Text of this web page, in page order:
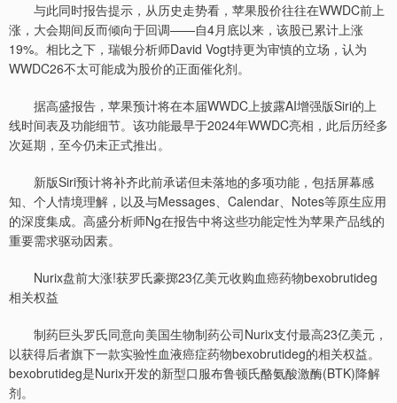
与此同时报告提示，从历史走势看，苹果股价往往在WWDC前上
涨，大会期间反而倾向于回调——自4月底以来，该股已累计上涨
19%。相比之下，瑞银分析师David Vogt持更为审慎的立场，认为
WWDC26不太可能成为股价的正面催化剂。
据高盛报告，苹果预计将在本届WWDC上披露AI增强版Siri的上
线时间表及功能细节。该功能最早于2024年WWDC亮相，此后历经多
次延期，至今仍未正式推出。
新版Siri预计将补齐此前承诺但未落地的多项功能，包括屏幕感
知、个人情境理解，以及与Messages、Calendar、Notes等原生应用
的深度集成。高盛分析师Ng在报告中将这些功能定性为苹果产品线的
重要需求驱动因素。
Nurix盘前大涨!获罗氏豪掷23亿美元收购血癌药物bexobrutideg
相关权益
制药巨头罗氏同意向美国生物制药公司Nurix支付最高23亿美元，
以获得后者旗下一款实验性血液癌症药物bexobrutideg的相关权益。
bexobrutideg是Nurix开发的新型口服布鲁顿氏酪氨酸激酶(BTK)降解
剂。